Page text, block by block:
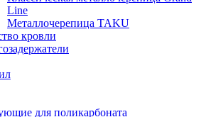
Line
Металлочерепица TAKU
кровли
для поликарбоната